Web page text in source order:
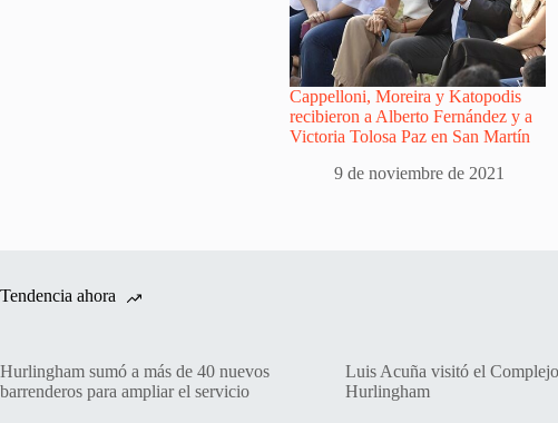
Cappelloni, Moreira y Katopodis
recibieron a Alberto Fernández y a
Victoria Tolosa Paz en San Martín
9 de noviembre de 2021
Tendencia ahora
Hurlingham sumó a más de 40 nuevos
barrenderos para ampliar el servicio
Luis Acuña visitó el
Hurlingham